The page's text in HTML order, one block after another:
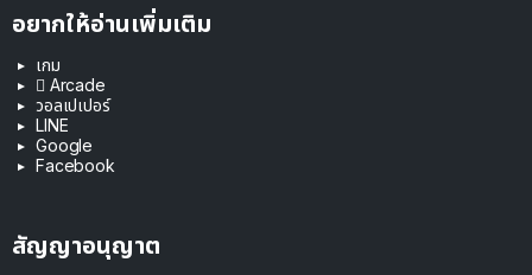
อยากให้อ่านเพิ่มเติม
เกม
 Arcade
วอลเปเปอร์
LINE
Google
Facebook
สัญญาอนุญาต